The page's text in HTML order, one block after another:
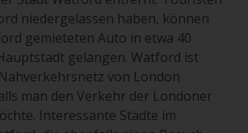
niedergelassen haben, können
gemieteten Auto in etwa 40
gelangen. Watford ist
von London
man den Verkehr der Londoner
Interessante Städte im